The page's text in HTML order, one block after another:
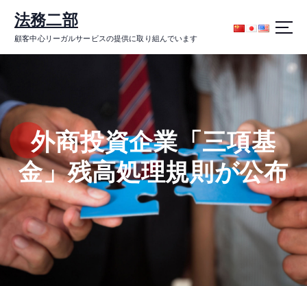
ン
ス
キ
プ
法務二部
顧客中心リーガルサービスの提供に取り組んでいます
外商投資企業「三項基
金」残高処理規則が公布